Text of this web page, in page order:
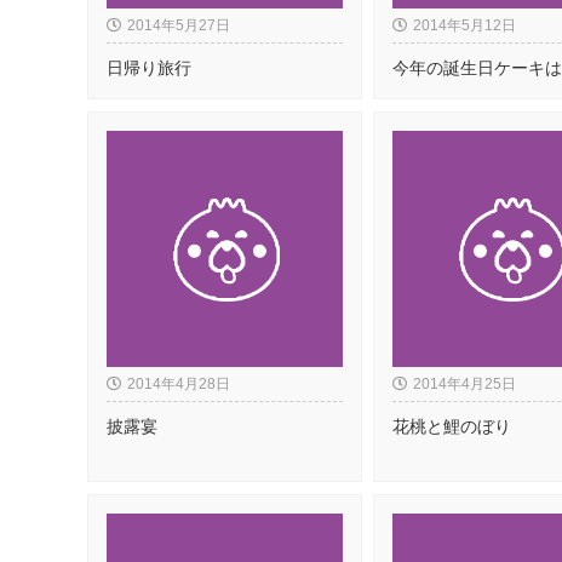
2014年5月27日
日帰り旅行
2014年5月12日
今年の誕生日ケーキは
2014年4月28日
披露宴
2014年4月25日
花桃と鯉のぼり